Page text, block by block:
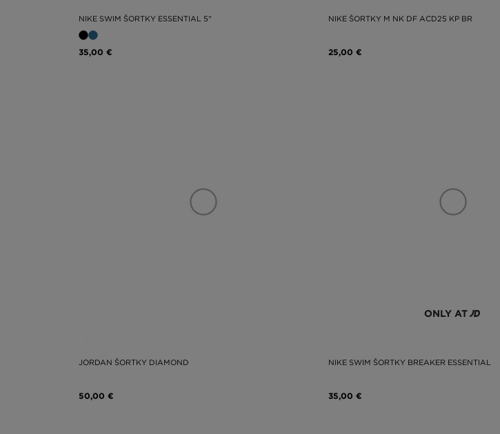
NIKE SWIM ŠORTKY ESSENTIAL 5"
35,00 €
NIKE ŠORTKY M NK DF ACD25 KP BR
25,00 €
JORDAN ŠORTKY DIAMOND
50,00 €
ONLY AT
NIKE SWIM ŠORTKY BREAKER ESSENTIAL
35,00 €